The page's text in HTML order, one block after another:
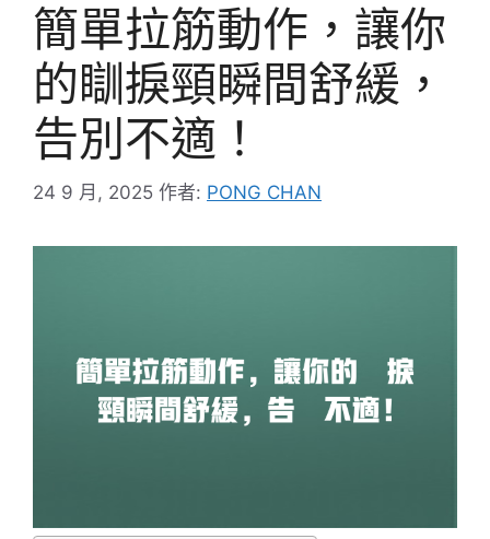
簡單拉筋動作，讓你
的瞓捩頸瞬間舒緩，
告別不適！
24 9 月, 2025 作者: PONG CHAN